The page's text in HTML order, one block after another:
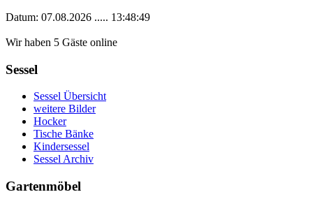
Datum: 07.08.2026 ..... 13:48:49
Wir haben 5 Gäste online
Sessel
Sessel Übersicht
weitere Bilder
Hocker
Tische Bänke
Kindersessel
Sessel Archiv
Gartenmöbel